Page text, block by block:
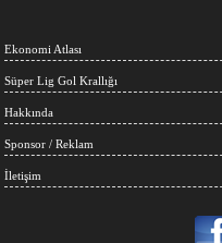
Ekonomi Atlası
Süper Lig Gol Krallığı
Hakkında
Sponsor / Reklam
İletişim